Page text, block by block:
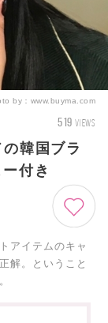
by： www.buyma.com
519 VIEWS
韓国ブラ
付き
アイテムのキャ
解。ということ